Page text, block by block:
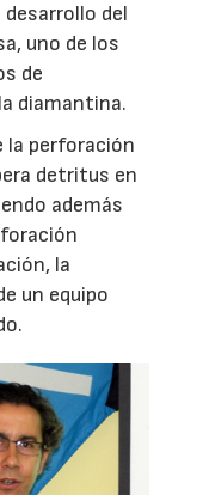
desarrollo del
uno de los
de
diamantina.
la perforación
detritus en
además
la
un equipo